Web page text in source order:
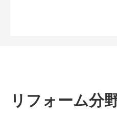
リフォーム分